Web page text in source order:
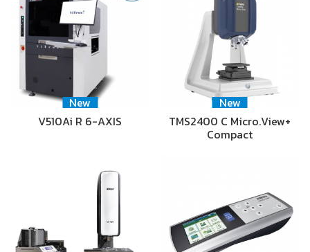
New
V510Ai R 6-AXIS
New
TMS2400 C Micro.View+
Compact